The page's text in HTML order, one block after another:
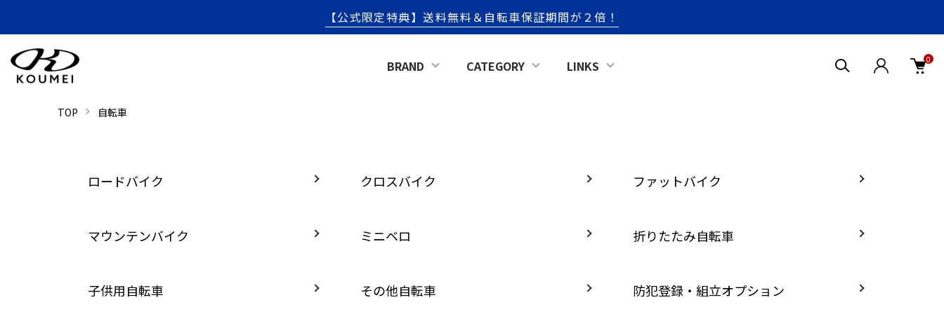
【公式限定特典】送料無料＆自転車保証期間が２倍！
BRAND CATEGORY LINKS 0
TOP 自転車
ロードバイク クロスバイク ファットバイク
マウンテンバイク ミニベロ 折りたたみ自転車
子供用自転車 その他自転車 防犯登録・組立オプション